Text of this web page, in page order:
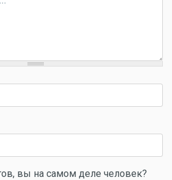
вы на самом деле человек?